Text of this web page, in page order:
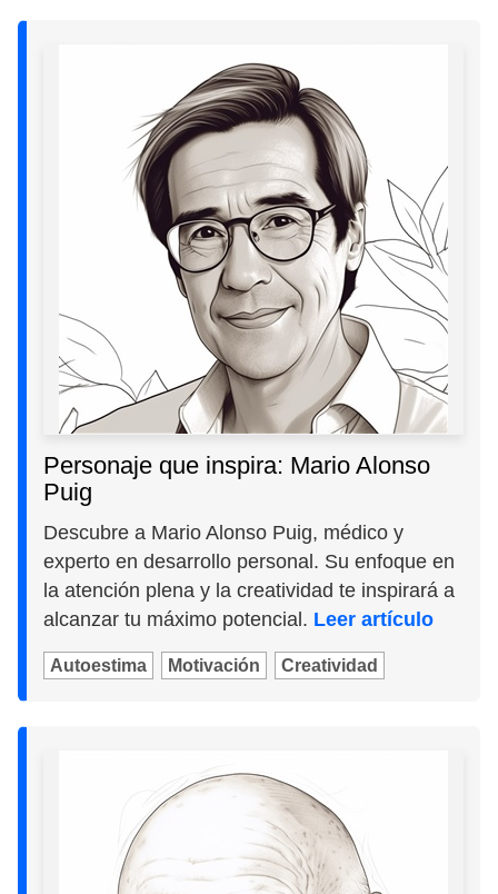
Personaje que inspira: Mario Alonso
Puig
Descubre a Mario Alonso Puig, médico y
experto en desarrollo personal. Su enfoque en
la atención plena y la creatividad te inspirará a
alcanzar tu máximo potencial. Leer artículo
Autoestima Motivación Creatividad